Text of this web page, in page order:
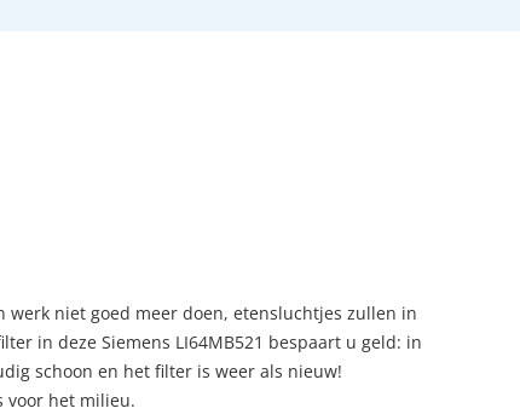
niet goed meer doen, etensluchtjes zullen in
in deze Siemens LI64MB521 bespaart u geld: in
schoon en het filter is weer als nieuw!
voor het milieu.